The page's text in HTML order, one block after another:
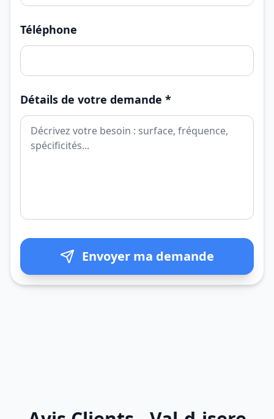
Téléphone
Détails de votre demande *
Envoyer ma demande